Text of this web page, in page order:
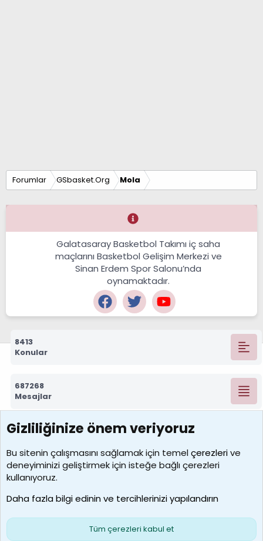
Forumlar GSbasket.Org Mola
Galatasaray Basketbol Takımı iç saha
maçlarını Basketbol Gelişim Merkezi ve
Sinan Erdem Spor Salonu’nda
oynamaktadır.
8413
Konular
687268
Mesajlar
7388
Kullanıcılar
borabekirogluu
Son üye
Çerezler
S
Gizliliğinize önem veriyoruz
Bu sitenin çalışmasını sağlamak için temelçerezlerive
deneyiminizi geliştirmek için isteğe bağlı çerezleri
kullanıyoruz.
Daha fazla bilgi edinin ve tercihlerinizi yapılandırın
Tüm çerezleri kabul et